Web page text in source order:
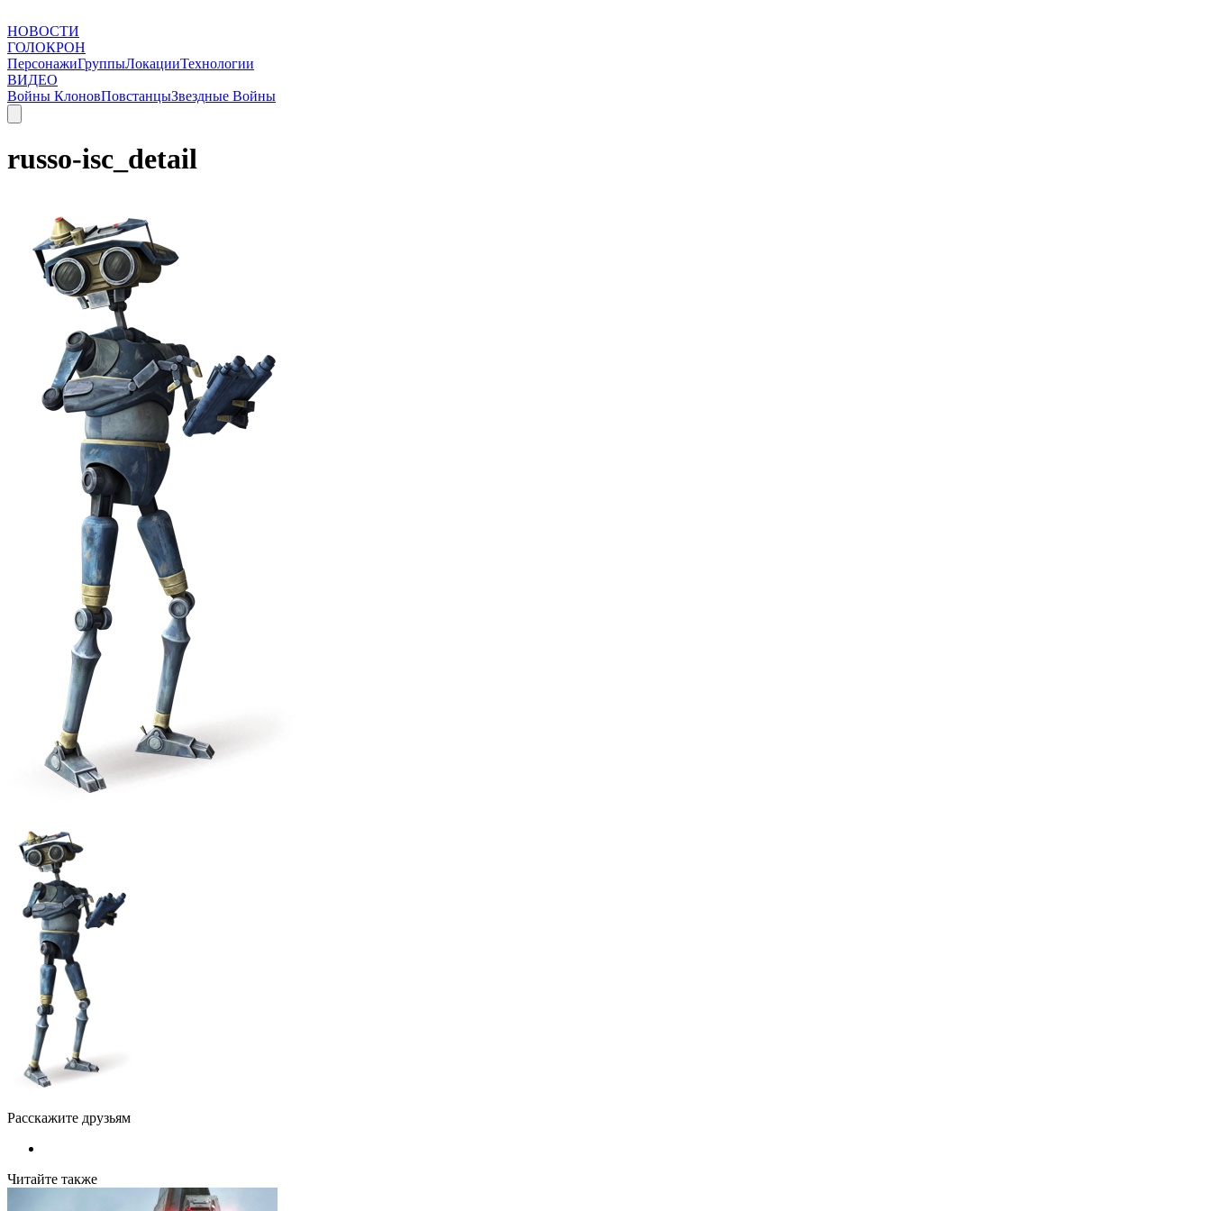
НОВОСТИ
ГОЛОКРОН
ПерсонажиГруппыЛокацииТехнологии
ВИДЕО
Войны КлоновПовстанцыЗвездные Войны
russo-isc_detail
Расскажите друзьям
Читайте также